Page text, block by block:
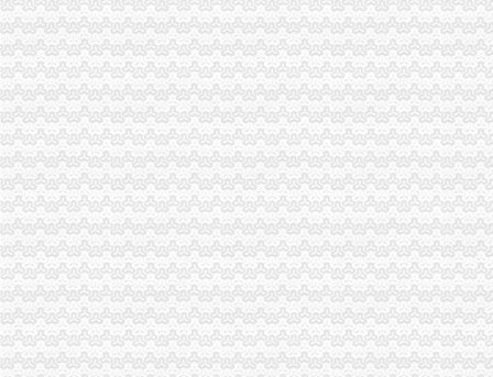
重庆茶园新区代办公司_列表网
重庆市家来置业代理有限公司_【电话地址_招聘信息_注册信息_信用信
渝开发：2013年半年度报告（2013-08-08）_渝开发（000514）个股
【58同城】城北新区代理记账_城北新区代理记账公司
重庆市家来置业代理有限公司_【电话地址_招聘信息_注册信息_信用信
重庆艺诚汽车租赁有限公司南岸分公司_【信用信息_诉讼信息_财务信
2017-2019招标代理机构服务项目_比选公告_中国招标网_重庆市招标
渝开发：2013年年度报告_交易所公告_市场_中金在线
渝开发：2013年年度报告（更新后）_渝开发（000514）_公告正文
东莞市环保信访况公示（周报）2013-8-2
重庆广播电视大学直属学院_一方财务招聘简章
渝开发：2013年年度报告_渝开发（000514）_公告正文
重庆长江电工工业集团有限公司2018年10台报废汽车报废处置招标公
重庆长江电工工业集团有限公司2018年10台报废汽车报废处置招标公
茶园新区代办营业执照
重庆哪家代办较快办理营业执照,房地产开发资质验资-重庆58同城